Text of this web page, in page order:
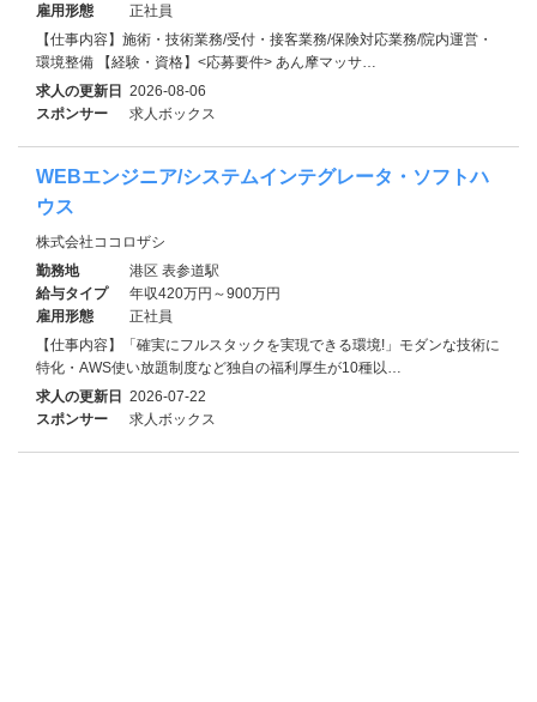
雇用形態
正社員
【仕事内容】施術・技術業務/受付・接客業務/保険対応業務/院内運営・
環境整備 【経験・資格】<応募要件> あん摩マッサ…
求人の更新日 2026-08-06
スポンサー
求人ボックス
WEBエンジニア/システムインテグレータ・ソフトハ
ウス
株式会社ココロザシ
勤務地
港区 表参道駅
給与タイプ
年収420万円～900万円
雇用形態
正社員
【仕事内容】「確実にフルスタックを実現できる環境!」モダンな技術に
特化・AWS使い放題制度など独自の福利厚生が10種以…
求人の更新日 2026-07-22
スポンサー
求人ボックス